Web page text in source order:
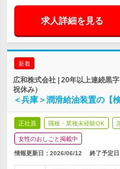
求人詳細を見る
新着
広和株式会社 | 20年以上連続黒
祝休み）
＜兵庫＞潤滑給油装置の【
正社員 職種・業種未経験OK
女性のおしごと掲載中
情報更新日：2026/06/12 終了予定日